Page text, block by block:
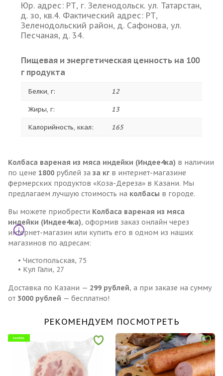
Юр. адрес: РТ, г. Зеленодольск. ул. Татарстан,
д. зо, кв.4. Фактический адрес: РТ,
Зеленодольский район, д. Сафонова, ул.
Песчаная, д. 34.
Пищевая и энергетическая ценность на 100
г продукта
Белки, г: 12
Жиры, г: 13
Калорийность, ккал: 165
Колбаса вареная из мяса индейки (Индее4ка) в наличии
по цене 1800 рублей за за кг в интернет-магазине
фермерских продуктов «Коза-Дереза» в Казани. Мы
предлагаем лучшую стоимость на колбасы в городе.
Вы можете приобрести Колбаса вареная из мяса
индейки (Индее4ка), оформив заказ онлайн через
интернет-магазин или купить его в одном из наших
магазинов по адресам:
• Чистопольская, 75
• Кул Гали, 27
Доставка по Казани — 299 рублей, а при заказе на сумму
от 3000 рублей — бесплатно!
РЕКОМЕНДУЕМ ПОСМОТРЕТЬ
ХАЛЯЛЬ